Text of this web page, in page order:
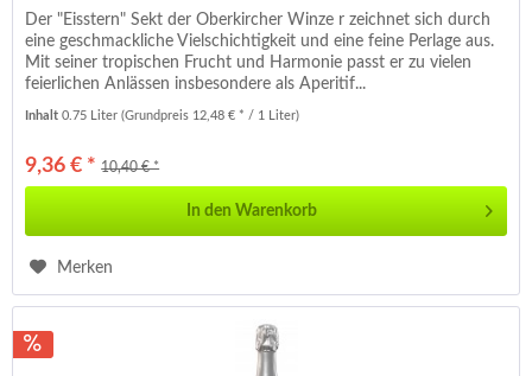
Der "Eisstern" Sekt der Oberkircher Winze r zeichnet sich durch
eine geschmackliche Vielschichtigkeit und eine feine Perlage aus.
Mit seiner tropischen Frucht und Harmonie passt er zu vielen
feierlichen Anlässen insbesondere als Aperitif...
Inhalt0.75 Liter(Grundpreis 12,48 € * / 1 Liter)
9,36 € * 10,40 € *
In den Warenkorb
Merken